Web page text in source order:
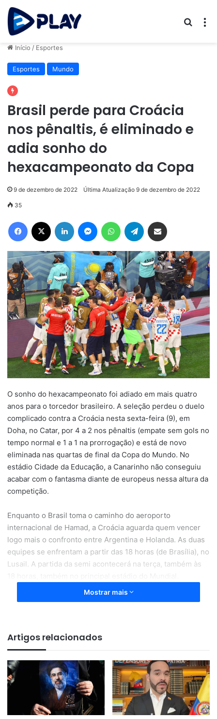
Início / Esportes
Esportes Mundo
Brasil perde para Croácia
nos pênaltis, é eliminado e
adia sonho do
hexacampeonato da Copa
9 de dezembro de 2022 Última Atualização 9 de dezembro de 2022
35
Facebook Linkedin MessengerWhatsAppTelegram
O sonho do hexacampeonato foi adiado em mais quatro
anos para o torcedor brasileiro. A seleção perdeu o duelo
complicado contra a Croácia nesta sexta-feira (9), em
Doha, no Catar, por 4 a 2 nos pênaltis (empate sem gols no
tempo normal e 1 a 1 na prorrogação) e está de novo
eliminada nas quartas de final da Copa do Mundo. No
estádio Cidade da Educação, a Canarinho não conseguiu
acabar com o fantasma diante de europeus nessa altura da
competição.
Enquanto o Brasil toma o caminho do aeroporto
internacional de Hamad, a Croácia aguarda quem vencer
logo mais o confronto entre Argentina e Holanda. As duas
equipes se enfrentam a partir das 18 horas (de Brasília), no
Lusail. A partida da semi acontecerá na terça, também às
Desde 2002, quando ficou com o pentacampeonato, a
parou França (Alemanha 2006), Holanda (África do Sul
2010), Alemanha (Brasil 2014) e Bélgica (Rússia 2018).
Mostrar mais
Artigos relacionados